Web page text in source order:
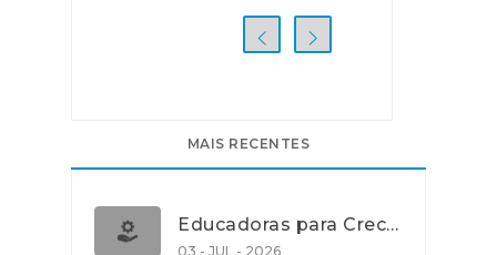
MAIS RECENTES
Educadoras para Creche e J.I., Lisboa
03 - JUL - 2026